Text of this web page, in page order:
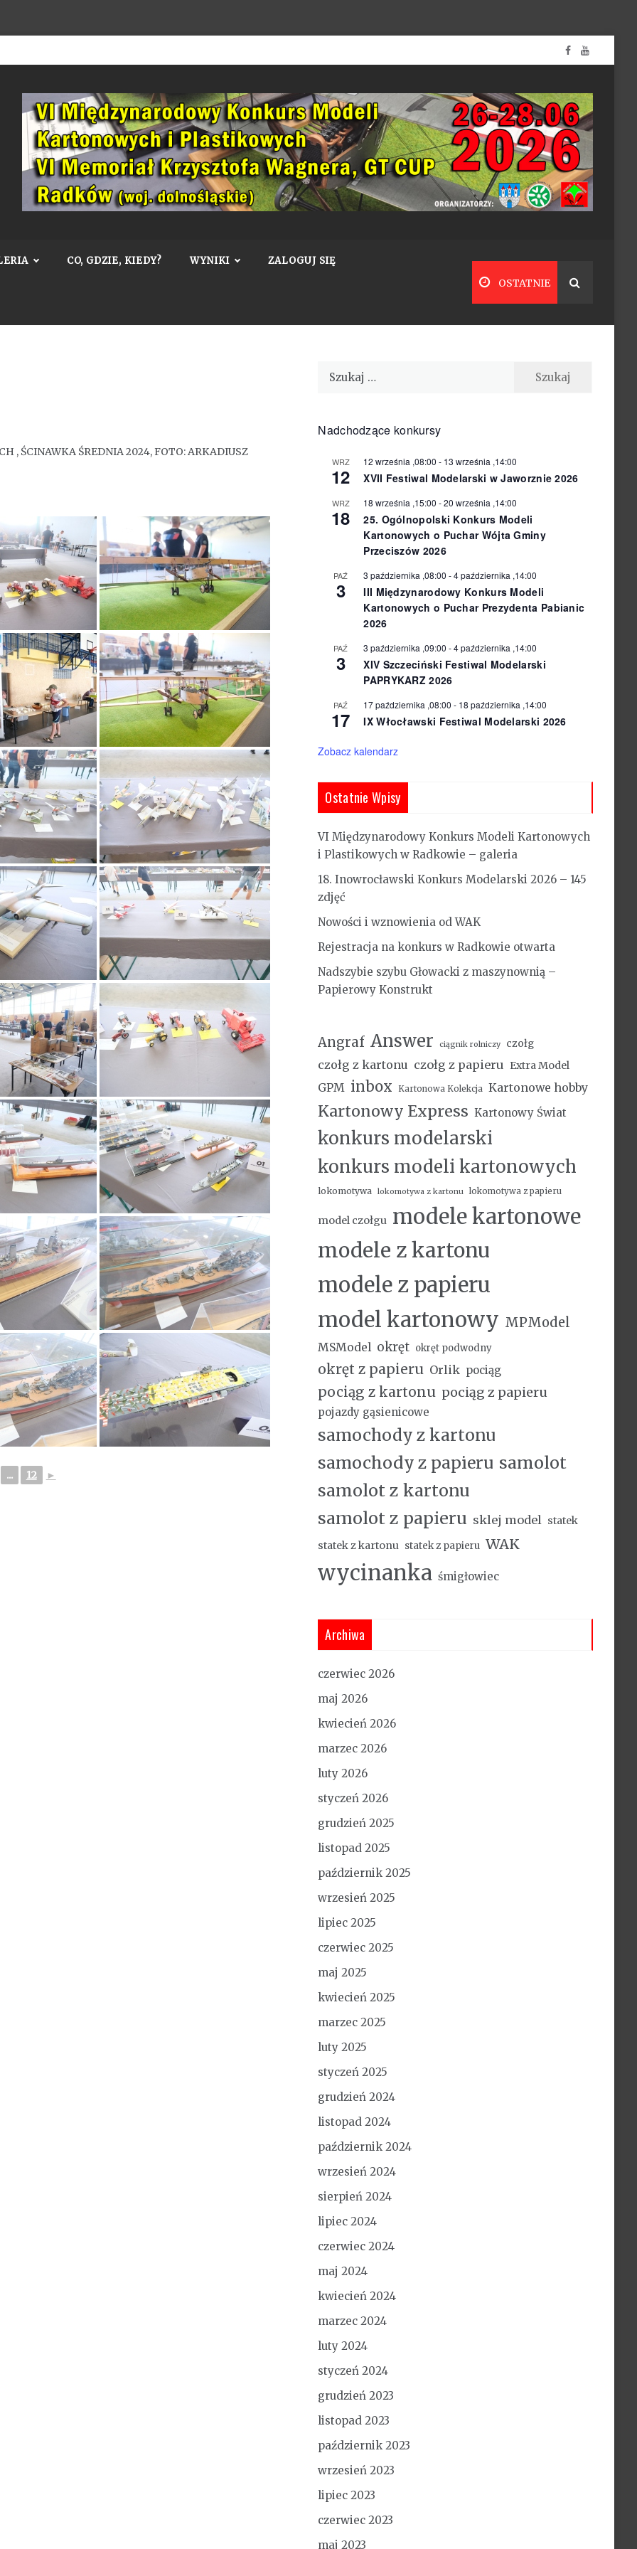
CO, GDZIE, KIEDY? WYNIKI ZALOGUJ SIĘ
OSTATNIE
, ŚCINAWKA ŚREDNIA 2024, FOTO: ARKADIUSZ
... 12 ►
Szukaj:
Nadchodzące konkursy
WRZ
12
12 września ,08:00 - 13 września ,14:00
XVII Festiwal Modelarski w Jaworznie 2026
WRZ
18
18 września ,15:00 -20 września ,14:00
25. Ogólnopolski Konkurs Modeli
Kartonowych o Puchar Wójta Gminy
Przeciszów 2026
PAŹ
3
3 października ,08:00 -4 października ,14:00
III Międzynarodowy Konkurs Modeli
Kartonowych o Puchar Prezydenta Pabianic
2026
PAŹ
3
3 października ,09:00 -4 października ,14:00
XIV Szczeciński Festiwal Modelarski
PAPRYKARZ 2026
PAŹ
17
17 października ,08:00 - 18 października ,14:00
IX Włocławski Festiwal Modelarski 2026
Zobacz kalendarz
Ostatnie Wpisy
VI Międzynarodowy Konkurs Modeli Kartonowych
i Plastikowych w Radkowie – galeria
18. Inowrocławski Konkurs Modelarski 2026 – 145
zdjęć
Nowości i wznowienia od WAK
Rejestracja na konkurs w Radkowie otwarta
Nadszybie szybu Głowacki z maszynownią –
Papierowy Konstrukt
Angraf Answer ciągnik rolniczy czołg
czołg z kartonu czołg z papieru Extra Model
GPM inbox Kartonowa Kolekcja Kartonowe hobby
Kartonowy Express Kartonowy Świat
konkurs modelarski
konkurs modeli kartonowych
lokomotywa lokomotywa z kartonu lokomotywa z papieru
model czołgu modele kartonowe
modele z kartonu
modele z papieru
model kartonowy MPModel
MSModel okręt okręt podwodny
okręt z papieru Orlik pociąg
pociąg z kartonu pociąg z papieru
pojazdy gąsienicowe
samochody z kartonu
samochody z papieru samolot
samolot z kartonu
samolot z papieru sklej model
statek
statek z kartonu statek z papieru WAK
wycinanka śmigłowiec
Archiwa
czerwiec 2026
maj 2026
kwiecień 2026
marzec 2026
luty 2026
styczeń 2026
grudzień 2025
listopad 2025
październik 2025
wrzesień 2025
lipiec 2025
czerwiec 2025
maj 2025
kwiecień 2025
marzec 2025
luty 2025
styczeń 2025
grudzień 2024
listopad 2024
październik 2024
wrzesień 2024
sierpień 2024
lipiec 2024
czerwiec 2024
maj 2024
kwiecień 2024
marzec 2024
luty 2024
styczeń 2024
grudzień 2023
listopad 2023
październik 2023
wrzesień 2023
lipiec 2023
czerwiec 2023
maj 2023